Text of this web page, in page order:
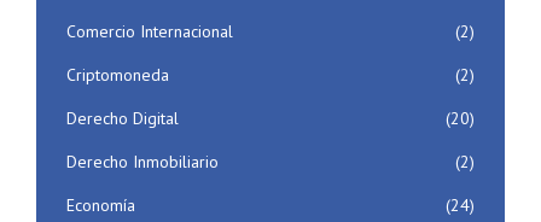
Comercio Internacional
(2)
Criptomoneda
(2)
Derecho Digital
(20)
Derecho Inmobiliario
(2)
Economía
(24)